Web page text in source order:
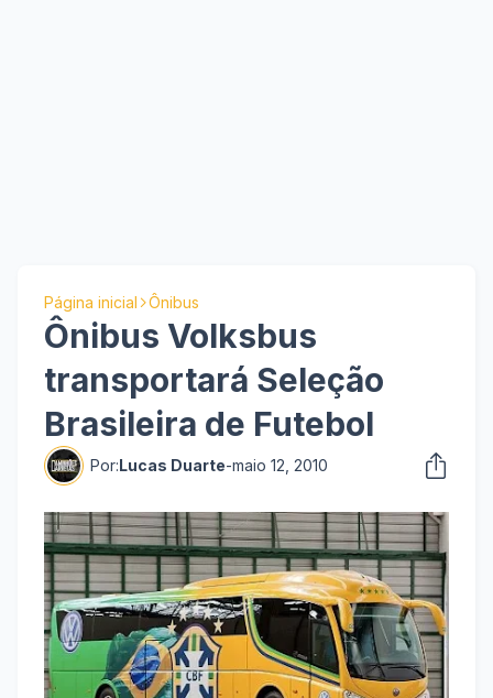
Página inicial Ônibus
Ônibus Volksbus
transportará Seleção
Brasileira de Futebol
Por:Lucas Duarte-maio 12, 2010